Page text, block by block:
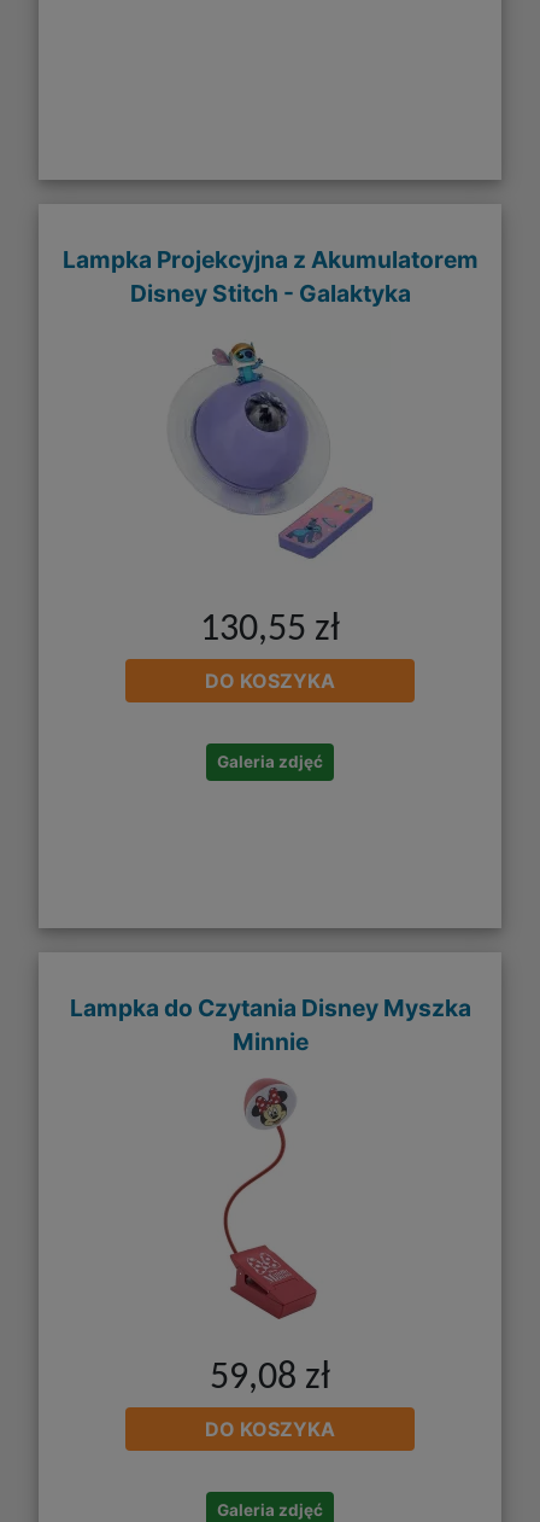
Lampka Projekcyjna z Akumulatorem
Disney Stitch - Galaktyka
130,55 zł
DO KOSZYKA
Galeria zdjęć
Lampka do Czytania Disney Myszka
Minnie
59,08 zł
DO KOSZYKA
Galeria zdjęć